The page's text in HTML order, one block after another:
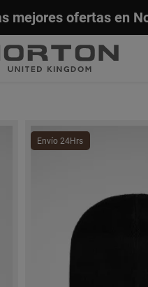
mejores ofertas en
Envío 24Hrs